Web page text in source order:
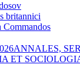
britannici
Commandos
ANNALES,
ET